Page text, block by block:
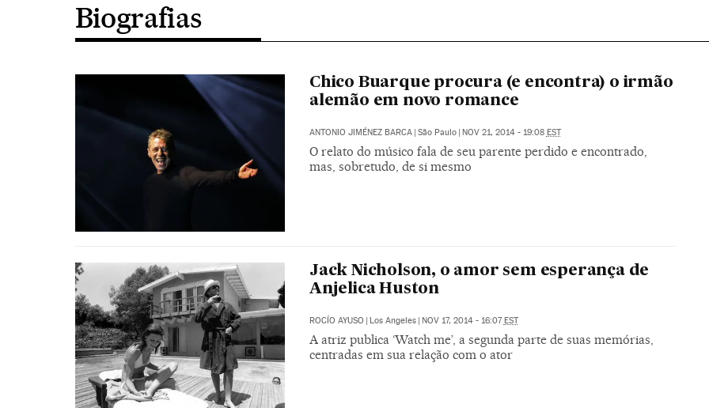
Biografias
Chico Buarque procura (e encontra) o irmão
alemão em novo romance
ANTONIO JIMÉNEZ BARCA | São Paulo | NOV 21, 2014 - 19:08 EST
O relato do músico fala de seu parente perdido e encontrado,
mas, sobretudo, de si mesmo
Jack Nicholson, o amor sem esperança de
Anjelica Huston
ROCÍO AYUSO Los Angeles NOV 17, 2014 - 16:07 EST
A atriz publica ‘Watch me’, a segunda parte de suas memórias,
centradas em sua relação com o ator